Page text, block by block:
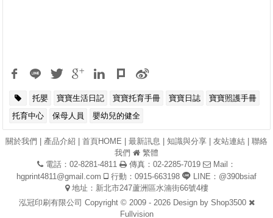
托嬰 寶寶生活日記 寶寶托育手冊 寶寶日誌
寶寶照護手冊
托育中心
保母人員 嬰幼兒的健全
關於我們 | 產品介紹 | 首頁HOME | 最新訊息 | 知識與分享 | 友站連結 | 聯絡
我們
繁體
電話：02-8281-4811
傳真：02-2285-7019
Mail：
hgprint4811@gmail.com
行動：0915-663198
LINE：@390bsiaf
地址：新北市247蘆洲區水湳街66號4樓
泓冠印刷有限公司 Copyright © 2009 - 2026 Design by Shop3500
Fullvision